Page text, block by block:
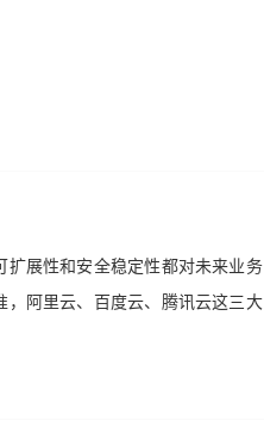
展性和安全稳定性都对未来业务
阿里云、百度云、腾讯云这三大